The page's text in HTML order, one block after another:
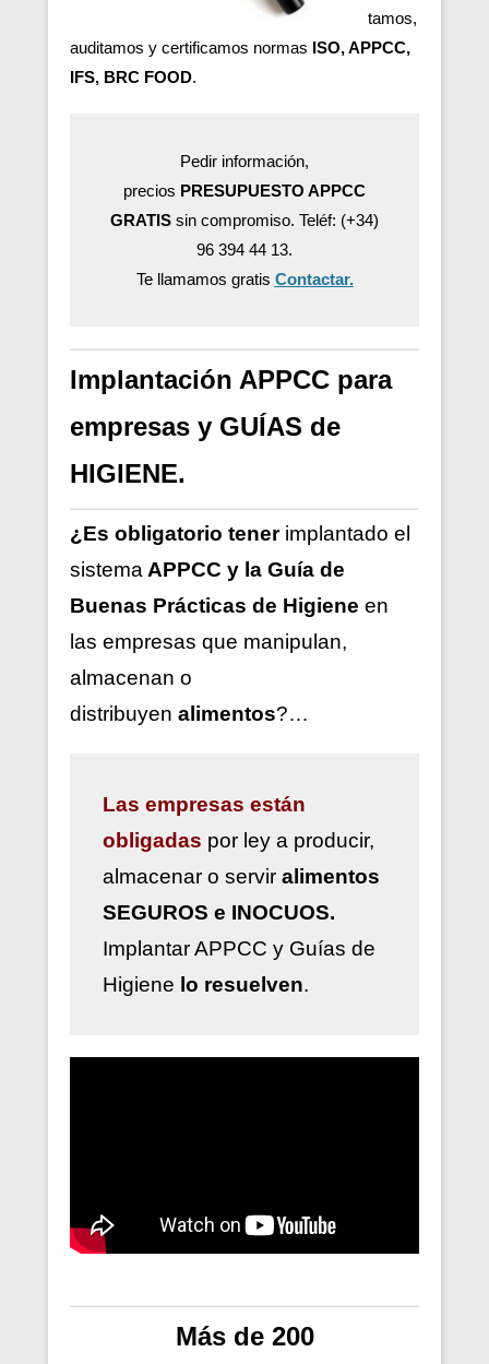
tamos,
auditamos y certificamos normas ISO, APPCC,
IFS, BRC FOOD.
Pedir información,
precios PRESUPUESTO APPCC
GRATIS sin compromiso. Teléf: (+34)
96 394 44 13.
Te llamamos gratis Contactar.
Implantación APPCC para
empresas y GUÍAS de
HIGIENE.
¿Es obligatorio tener implantado el
sistema APPCC y la Guía de
Buenas Prácticas de Higiene en
las empresas que manipulan,
almacenan o
distribuyen alimentos?…
Las empresas están
obligadas por ley a producir,
almacenar o servir alimentos
SEGUROS e INOCUOS.
ImplantarAPPCC y Guías de
Higiene lo resuelven.
Más de 200